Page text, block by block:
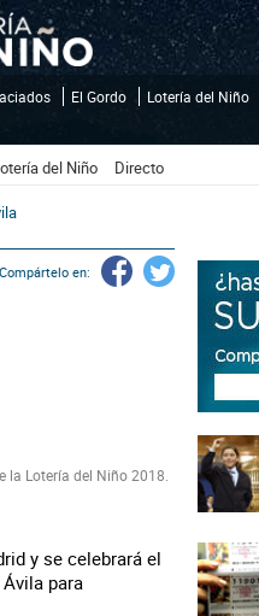
El Gordo Lotería del Niño
del Niño Directo
Compártelo en:
la Lotería del Niño 2018.
y se celebrará el
para